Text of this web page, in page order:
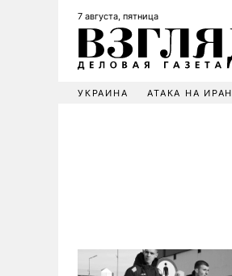
7 августа, пятница
УКРАИНА АТАКА НА ИРАН